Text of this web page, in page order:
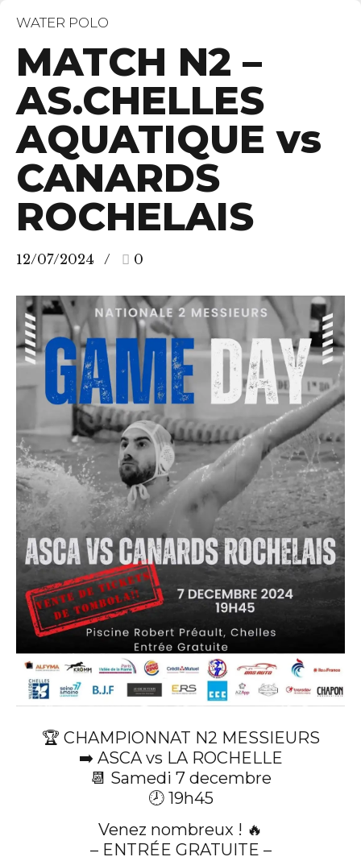
WATER POLO
MATCH N2 –
AS.CHELLES
AQUATIQUE vs
CANARDS
ROCHELAIS
12/07/2024 0
🏆 CHAMPIONNAT N2 MESSIEURS
➡️ ASCA vs LA ROCHELLE
📆 Samedi 7 decembre
🕗 19h45
Venez nombreux ! 🔥
– ENTRÉE GRATUITE –